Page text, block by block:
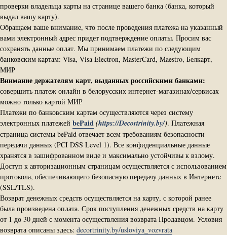
проверки владельца карты на странице вашего банка (банка, который
выдал вашу карту).
Обращаем ваше внимание, что после проведения платежа на указанный
вами электронный адрес придет подтверждение оплаты. Просим вас
сохранять данные оплат. Мы принимаем платежи по следующим
банковским картам: Visa, Visa Electron, MasterCard, Maestro, Белкарт,
МИР
Внимание держателям карт, выданных российскими банками:
совершить платеж онлайн в белорусских интернет-магазинах/сервисах
можно только картой МИР
Платежи по банковским картам осуществляются через систему
электронных платежей bePaid (https://Decortrinity.by/). Платежная
страница системы bePaid отвечает всем требованиям безопасности
передачи данных (PCI DSS Level 1). Все конфиденциальные данные
хранятся в зашифрованном виде и максимально устойчивы к взлому.
Доступ к авторизационным страницам осуществляется с использованием
протокола, обеспечивающего безопасную передачу данных в Интернетe
(SSL/TLS).
Возврат денежных средств осуществляется на карту, с которой ранее
была произведена оплата. Срок поступления денежных средств на карту
от 1 до 30 дней с момента осуществления возврата Продавцом. Условия
возврата описаны здесь: decortrinity.by/usloviya_vozvrata